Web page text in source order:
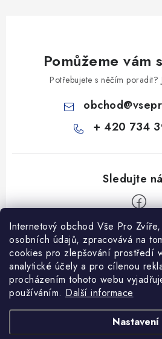
Internetový obchod Vše Pro
osobních údajů, zpracovává na
cookies pro zlepšování prostředí
analytické účely a pro cílenou
procházením tohoto webu
používáním. Další informace
Nastavení
Pomůžeme vám
Potřebujete s něčím poradit?
obchod@
+ 420 734
Informace pro Vás
Ceník dopravy
Kontakty
Obchodní podmínky
Heuréka recenze